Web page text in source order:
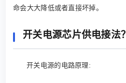
命会大大降低或者直接坏掉。
开关电源芯片供电接法？
开关电源的电路原理: